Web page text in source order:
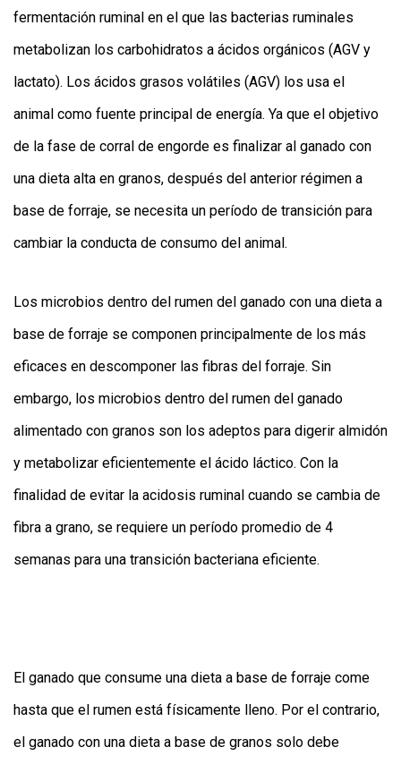
fermentación ruminal en el que las bacterias ruminales
metabolizan los carbohidratos a ácidos orgánicos (AGV y
lactato). Los ácidos grasos volátiles (AGV) los usa el
animal como fuente principal de energía. Ya que el objetivo
de la fase de corral de engorde es finalizar al ganado con
una dieta alta en granos, después del anterior régimen a
base de forraje, se necesita un período de transición para
cambiar la conducta de consumo del animal.
Los microbios dentro del rumen del ganado con una dieta a
base de forraje se componen principalmente de los más
eficaces en descomponer las fibras del forraje. Sin
embargo, los microbios dentro del rumen del ganado
alimentado con granos son los adeptos para digerir almidón
y metabolizar eficientemente el ácido láctico. Con la
finalidad de evitar la acidosis ruminal cuando se cambia de
fibra a grano, se requiere un período promedio de 4
semanas para una transición bacteriana eficiente.
El ganado que consume una dieta a base de forraje come
hasta que el rumen está físicamente lleno. Por el contrario,
el ganado con una dieta a base de granos solo debe